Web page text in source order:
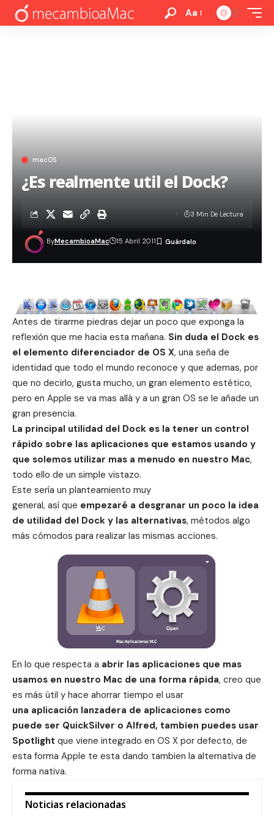
Aa
macOS
¿Es realmente util el Dock?
ByMecambioaMac 15 Abril 2011
3 Min De Lectura
Antes de tirarme piedras dejar un poco que exponga la
reflexión que me hacia esta mañana. Sin duda el Dock es
el elemento diferenciador de OS X, una seña de
identidad que todo el mundo reconoce y que ademas, por
que no decirlo, gusta mucho, un gran elemento estético,
pero en Apple se va mas allá y a un gran OS se le añade un
gran presencia.
La principal utilidad del Dock es la tener un control
rápido sobre las aplicaciones que estamos usando y
que solemos utilizar mas a menudo en nuestro Mac,
todo ello de un simple vistazo.
Este sería un planteamiento muy
general, así que empezaré a desgranar un poco la idea
de utilidad del Dock y las alternativas, métodos algo
más cómodos para realizar las mismas acciones.
En lo que respecta a abrir las aplicaciones que mas
usamos en nuestro Mac de una forma rápida, creo que
es más útil y hace ahorrar tiempo el usar
una aplicación lanzadera de aplicaciones como
puede ser QuickSilver o Alfred, tambien puedes usar
Spotlight que viene integrado en OS X por defecto, de
esta forma Apple te esta dando tambien la alternativa de
forma nativa.
Noticias relacionadas